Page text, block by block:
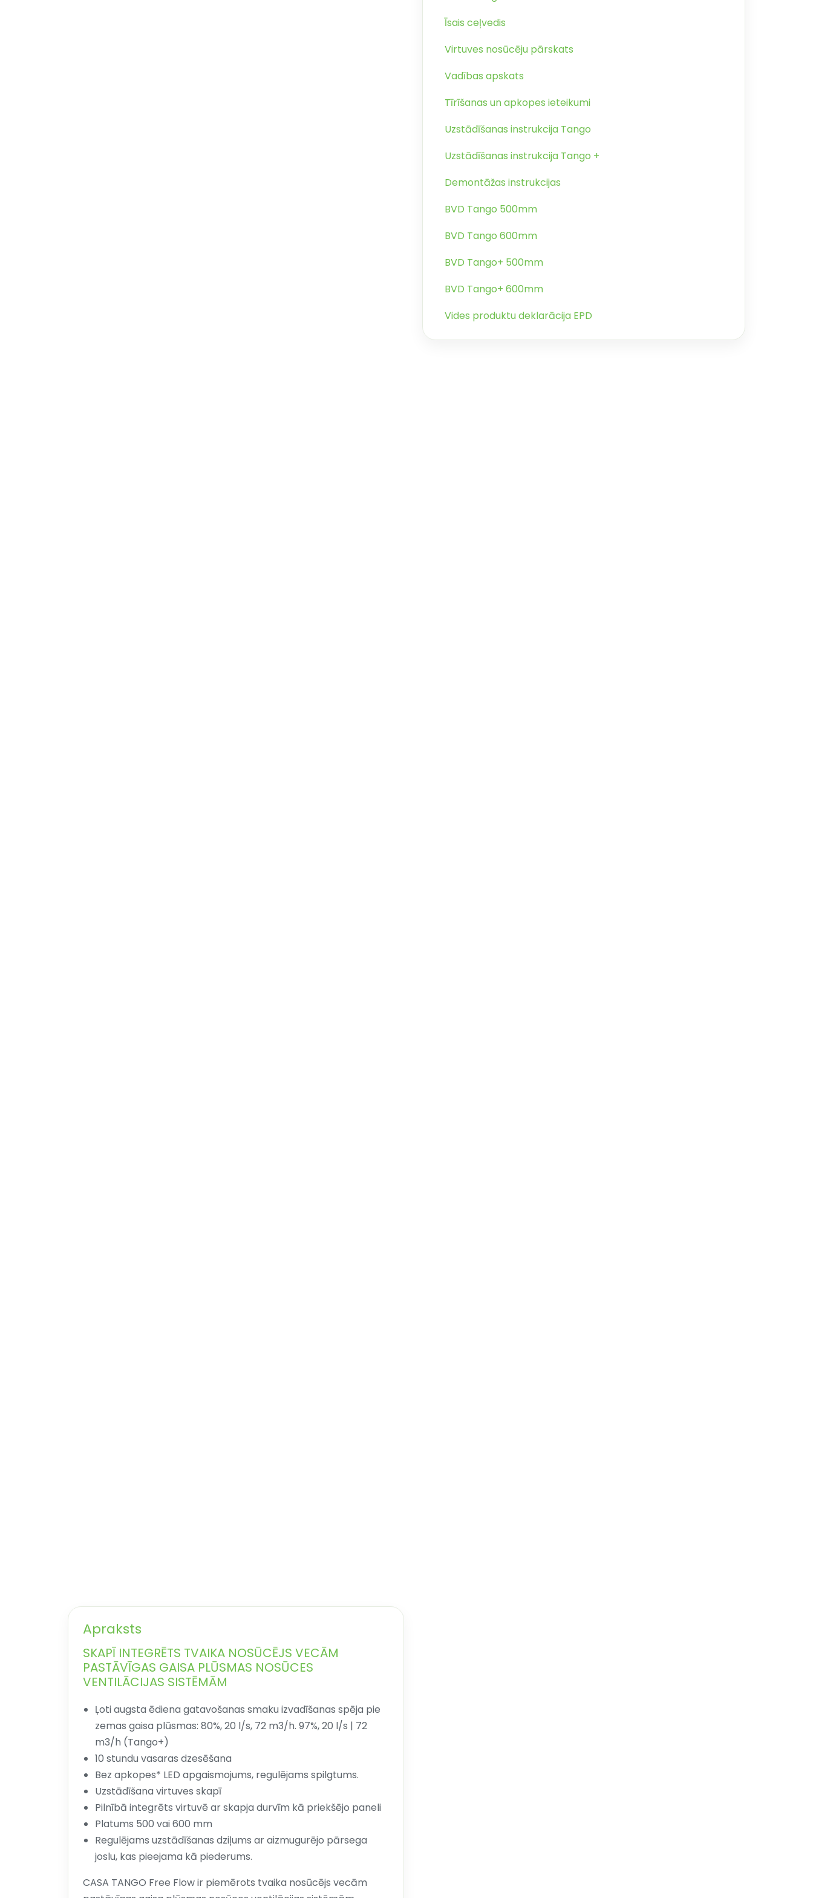
Īsais ceļvedis
Virtuves nosūcēju pārskats
Vadības apskats
Tīrīšanas un apkopes ieteikumi
Uzstādīšanas instrukcija Tango
Uzstādīšanas instrukcija Tango +
Demontāžas instrukcijas
BVD Tango 500mm
BVD Tango 600mm
BVD Tango+ 500mm
BVD Tango+ 600mm
Vides produktu deklarācija EPD
Apraksts
SKAPĪ INTEGRĒTS TVAIKA NOSŪCĒJS VECĀM
PASTĀVĪGAS GAISA PLŪSMAS NOSŪCES
VENTILĀCIJAS SISTĒMĀM
Ļoti augsta ēdiena gatavošanas smaku izvadīšanas spēja pie
zemas gaisa plūsmas: 80%, 20 l/s, 72 m3/h. 97%, 20 l/s | 72
m3/h (Tango+)
10 stundu vasaras dzesēšana
Bez apkopes* LED apgaismojums, regulējams spilgtums.
Uzstādīšana virtuves skapī
Pilnībā integrēts virtuvē ar skapja durvīm kā priekšējo paneli
Platums 500 vai 600 mm
Regulējams uzstādīšanas dziļums ar aizmugurējo pārsega
joslu, kas pieejama kā piederums.
CASA TANGO Free Flow ir piemērots tvaika nosūcējs vecām